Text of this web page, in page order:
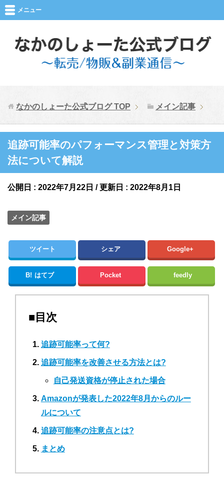
メニュー
なかのしょーた公式ブログTOP メイン記事
追跡可能率のパフォーマンス管理と対策方
法について解説
公開日 : 2022年7月22日 / 更新日 : 2022年8月1日
メイン記事
ツイート シェア Google+
B! はてブ Pocket feedly
■目次
追跡可能率って何?
追跡可能率を改善させる方法とは?
自己発送資格が停止された場合
Amazonが発表した2022年8月からのルー
ルについて
追跡可能率の注意点とは?
まとめ